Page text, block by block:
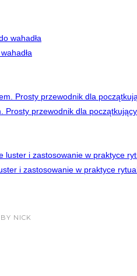
Prosty przewodnik dla
i zastosowanie w praktyce
NICK